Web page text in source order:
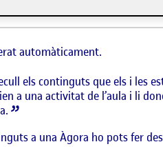
automàticament.
els continguts que els i les
a una activitat de l’aula i li
a una Àgora ho pots fer